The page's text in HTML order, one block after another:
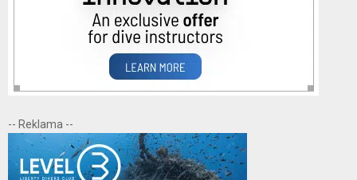
-- Reklama --